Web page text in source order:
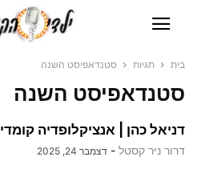
בית תגיות סטנדאפיסט השנה
סטנדאפיסט השנה
דניאל כהן | אנציקלופדיה
דרור ניר קסטל - דצמבר 24, 2025